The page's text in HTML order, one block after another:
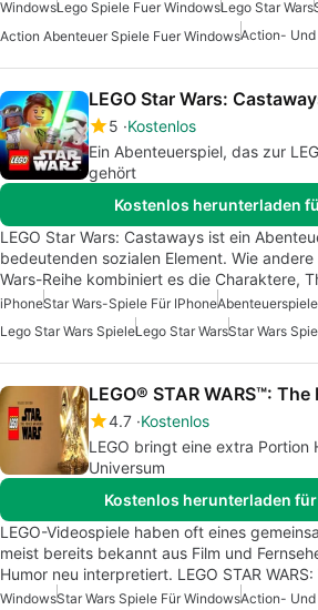
WindowsLego Spiele Fuer WindowsLego Star Wars
Action Abenteuer Spiele Fuer WindowsAction-
LEGO Star Wars:
5 Kostenlos
Ein Abenteuerspiel, das zur
gehört
Kostenlos herunterladen
LEGO Star Wars: Castaways ist ein
bedeutenden sozialen Element. Wie
Wars-Reihe kombiniert es die Charaktere,
iPhoneStar Wars-Spiele Für IPhone
Lego Star Wars SpieleLego Star WarsStar Wars
4.7 Kostenlos
LEGO bringt eine extra Portion
Universum
Kostenlos herunterladen
LEGO-Videospiele haben oft eines
meist bereits bekannt aus Film und
Humor neu interpretiert. LEGO STAR
WindowsStar Wars Spiele Für WindowsAction-